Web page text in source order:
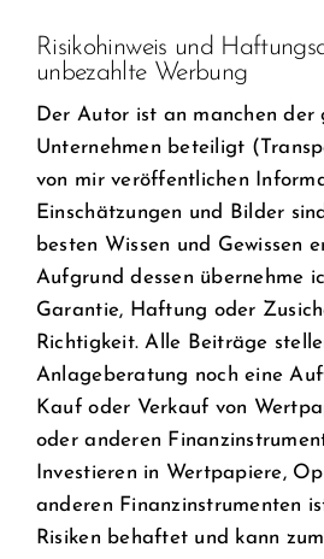
Risikohinweis und
unbezahlte Werbung
Der Autor ist an manchen der
Unternehmen beteiligt
von mir veröffentlichen
Einschätzungen und Bilder
besten Wissen und Gewissen
Aufgrund dessen übernehme
Garantie, Haftung oder
Richtigkeit. Alle Beiträge
Anlageberatung noch eine
Kauf oder Verkauf von
oder anderen
Investieren in Wertpapiere,
anderen Finanzinstrumenten
Risiken behaftet und kann